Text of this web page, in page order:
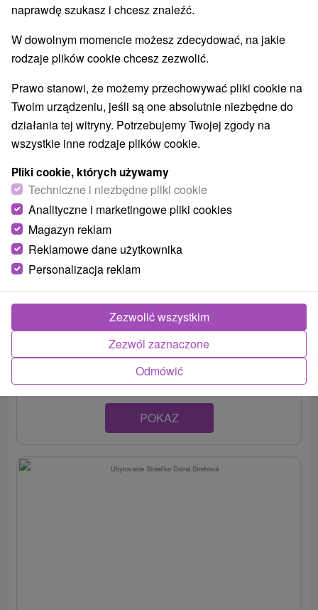
TRIOubytko Dolná Strehová
Dolná Strehová
Tri samostatné chatky na juhu Slovenska, v
bezprostrednej blízkosti termálneho kúpaliska v obci
Dolná...
POKAZ
naprawdę szukasz i chcesz znaleźć.
W dowolnym momencie możesz zdecydować, na jakie
rodzaje plików cookie chcesz zezwolić.
Prawo stanowi, że możemy przechowywać pliki cookie na
Twoim urządzeniu, jeśli są one absolutnie niezbędne do
działania tej witryny. Potrzebujemy Twojej zgody na
wszystkie inne rodzaje plików cookie.
Pliki cookie, których używamy
Techniczne i niezbędne pliki cookie
Analityczne i marketingowe pliki cookies
Magazyn reklam
Reklamowe dane użytkownika
Personalizacja reklam
Odmówić
Zezwól zaznaczone
Zezwolić wszystkim